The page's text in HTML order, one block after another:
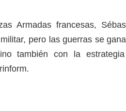
Armadas francesas,
pero las guerras se
también con la